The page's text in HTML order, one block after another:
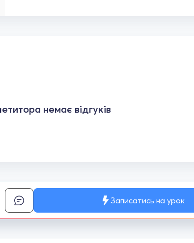
немає відгуків
Записатись на урок